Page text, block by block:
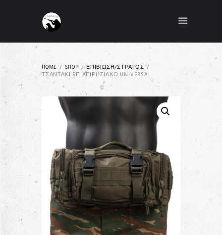
HOME SHOP
ΕΠΙΒΙΩΣΗ/ΣΤΡΑΤΟΣ
ΤΣΑΝΤΆΚΙ EΠΙΧΕΙΡΗΣΙΑΚΌ UNIVERSAL